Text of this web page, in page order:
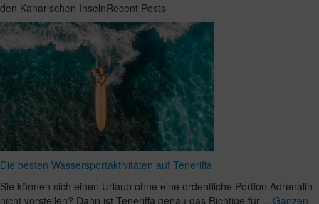
den Kanarischen InselnRecent Posts
Die besten Wassersportaktivitäten auf Teneriffa
Sie können sich einen Urlaub ohne eine ordentliche Portion Adrenalin
nicht vorstellen? Dann ist Teneriffa genau das Richtige für …Ganzen